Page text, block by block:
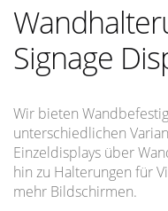
Signage
Wir bieten
unterschiedlichen
Einzeldisplays über
hin zu Halterungen für
mehr Bildschirmen.